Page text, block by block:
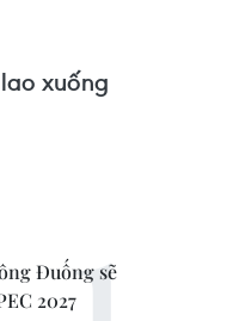
xuống
Đuống sẽ
2027